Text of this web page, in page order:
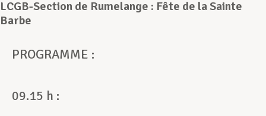
LCGB-Section de Rumelange : Fête de la Sainte
Barbe
PROGRAMME :
09.15 h :